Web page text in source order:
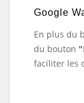
Google
En plus du
du bouton
faciliter les